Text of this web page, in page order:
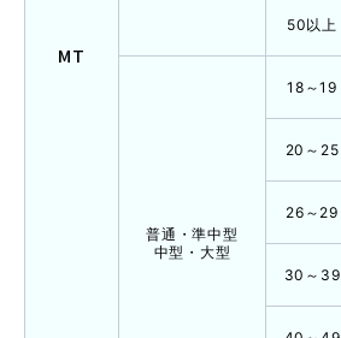
マイマイスクール花畑
MT
50以上
普通・準中型
中型・大型
18～19
20～25
26～29
30～39